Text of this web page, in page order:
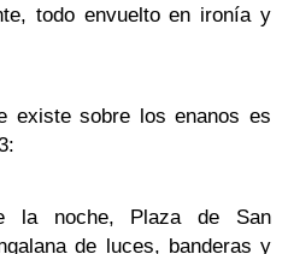
todo envuelto en ironía y
existe sobre los enanos es
la noche, Plaza de San
de luces, banderas y